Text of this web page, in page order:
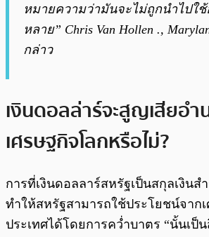
หมายความว่ามันจะไม่ถูกนำไปใ
หลาย” Chris Van Hollen .,
กล่าว
เงินดอลล่าร์จะสูญเสียอำ
เศรษฐกิจโลกหรือไม่?
การที่เงินดอลลาร์สหรัฐเป็นสกุลเงินส
ทำให้สหรัฐสามารถใช้ประโยชน์จาก
ประเทศได้โดยการคว่ำบาตร “นั้นเป็